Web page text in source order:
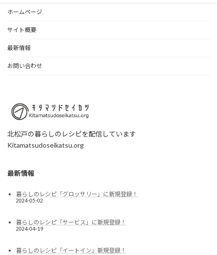
ホームページ
サイト概要
最新情報
お問い合わせ
北松戸の暮らしのレシピを配信しています
Kitamatsudoseikatsu.org
最新情報
暮らしのレシピ「グロッサリー」に新規登録！
2024-05-02
暮らしのレシピ「サービス」に新規登録！
2024-04-19
暮らしのレシピ「イートイン」新規登録！